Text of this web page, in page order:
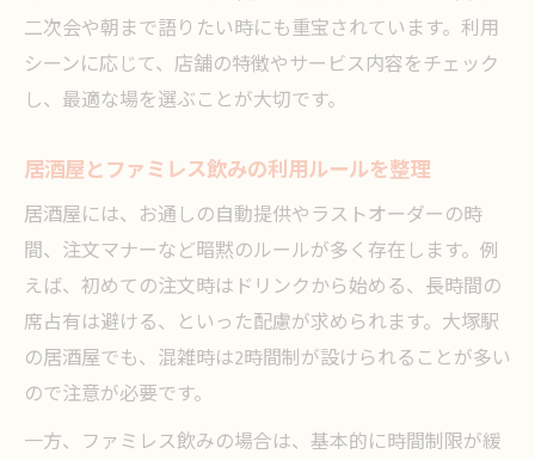
二次会や朝まで語りたい時にも重宝されています。利用
シーンに応じて、店舗の特徴やサービス内容をチェック
し、最適な場を選ぶことが大切です。
居酒屋とファミレス飲みの利用ルールを整理
居酒屋には、お通しの自動提供やラストオーダーの時
間、注文マナーなど暗黙のルールが多く存在します。例
えば、初めての注文時はドリンクから始める、長時間の
席占有は避ける、といった配慮が求められます。大塚駅
の居酒屋でも、混雑時は2時間制が設けられることが多い
ので注意が必要です。
一方、ファミレス飲みの場合は、基本的に時間制限が緩